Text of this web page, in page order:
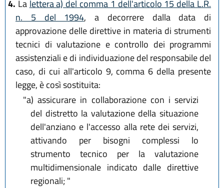
4. La lettera a) del comma 1 dell'articolo 15 della L.R.
n. 5 del 1994, a decorrere dalla data di
approvazione delle direttive in materia di strumenti
tecnici di valutazione e controllo dei programmi
assistenziali e di individuazione del responsabile del
caso, di cui all'articolo 9, comma 6 della presente
legge, è così sostituita:
"a) assicurare in collaborazione con i servizi
del distretto la valutazione della situazione
dell'anziano e l'accesso alla rete dei servizi,
attivando per bisogni complessi lo
strumento tecnico per la valutazione
multidimensionale indicato dalle direttive
regionali; "